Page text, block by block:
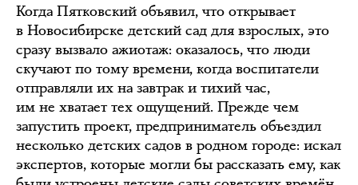
Когда Пятковский объявил, что открывает
в Новосибирске детский сад для взрослых, это
сразу вызвало ажиотаж: оказалось, что люди
скучают по тому времени, когда воспитатели
отправляли их на завтрак и тихий час,
им не хватает тех ощущений. Прежде чем
запустить проект, предприниматель объездил
несколько детских садов в родном городе: искал
экспертов, которые могли бы рассказать ему, как